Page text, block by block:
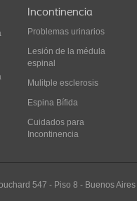
Incontinencia
Problemas urinarios
Lesión de la médula
espinal
Mulitple esclerosis
Espina Bífida
Cuidados para
Incontinencia
547 - Piso 8 - Buenos Aires